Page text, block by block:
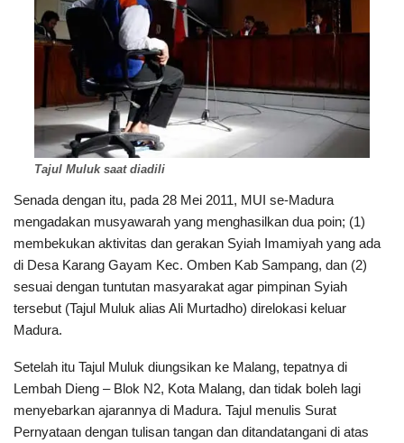
Tajul Muluk saat diadili
Senada dengan itu, pada 28 Mei 2011, MUI se-Madura
mengadakan musyawarah yang menghasilkan dua poin; (1)
membekukan aktivitas dan gerakan Syiah Imamiyah yang ada
di Desa Karang Gayam Kec. Omben Kab Sampang, dan (2)
sesuai dengan tuntutan masyarakat agar pimpinan Syiah
tersebut (Tajul Muluk alias Ali Murtadho) direlokasi keluar
Madura.
Setelah itu Tajul Muluk diungsikan ke Malang, tepatnya di
Lembah Dieng – Blok N2, Kota Malang, dan tidak boleh lagi
menyebarkan ajarannya di Madura. Tajul menulis Surat
Pernyataan dengan tulisan tangan dan ditandatangani di atas